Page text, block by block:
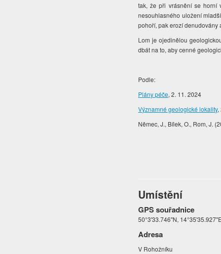
tak, že při vrásnění se horní
nesouhlasného uložení
pohoří, pak erozí
Lom je ojedinělou
dbát na to, aby cenné
Podle:
Plány péče, 2. 11. 2024
Významné geologické lokality,
Němec, J., Bílek, O., Rom, J.
Umístění
GPS souřadnice
50°3'33.746"N,
Adresa
V Rohožníku